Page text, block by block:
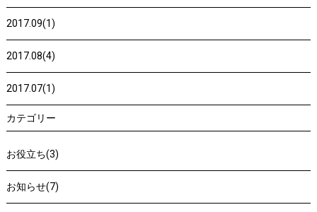
2017.09(1)
2017.08(4)
2017.07(1)
カテゴリー
お役立ち(3)
お知らせ(7)